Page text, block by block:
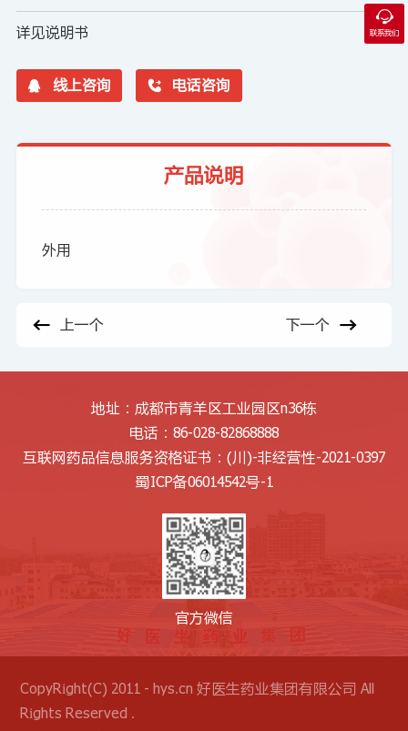
详见说明书
 线上咨询  电话咨询
产品说明
外用
上一个 下一个
地址：成都市青羊区工业园区n36栋
电话：86-028-82868888
互联网药品信息服务资格证书： (川)-非经营性-2021-0397
蜀ICP备06014542号-1
官方微信
CopyRight(C) 2011 - hys.cn 好医生药业集团有限公司 All
Rights Reserved .

联系我们